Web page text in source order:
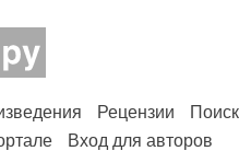
Рецензии
Поиск
Вход для авторов